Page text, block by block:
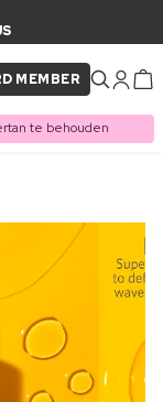
MEMBER
te behouden